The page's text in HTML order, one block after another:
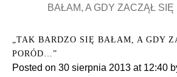
BAŁAM, A GDY ZACZĄŁ
„TAK BARDZO SIĘ BAŁAM, A GDY
PORÓD…”
Posted on 30 sierpnia 2013 at 12:40